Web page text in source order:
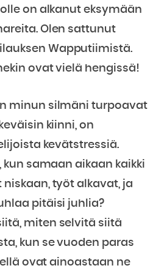
on alkanut eksymään
Olen sattunut
Wapputiimistä.
ovat vielä hengissä!
minun silmäni turpoavat
kiinni, on
kevätstressiä.
kun samaan aikaan kaikki
työt alkavat, ja
pitäisi juhlia?
miten selvitä siitä
kun se vuoden paras
ovat ainoastaan ne